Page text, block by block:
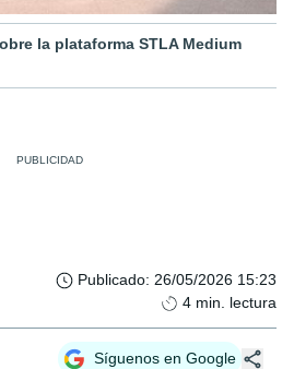
la plataforma STLA Medium
Publicado: 26/05/2026 15:23
4 min. lectura
Síguenos en Google